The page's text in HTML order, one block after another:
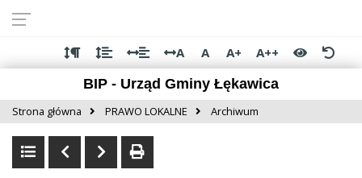
dostępności
głównej
treści
menu
stopki
A A A+
A++
BIP - Urząd Gminy Łękawica
Strona główna PRAWO LOKALNE Archiwum